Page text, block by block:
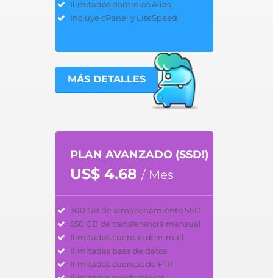
Ilimitados dominios Alias
Incluye cPanel y LiteSpeed
MÁS DETALLES
PLAN AVANZADO (SSD!)
US$ 4.68 / Mes
300 GB de almacenamiento SSD
550 GB de transferencia mensual
Ilimitadas cuentas de e-mail
Ilimitadas base de datos
Ilimitadas cuentas de FTP